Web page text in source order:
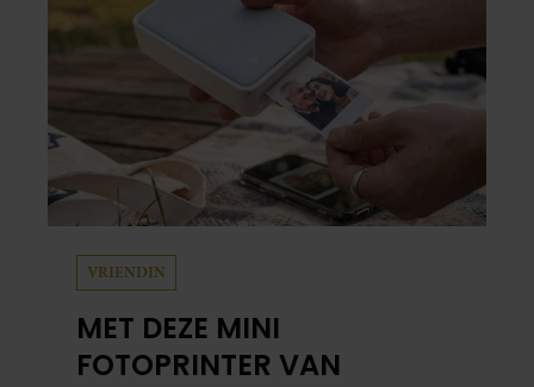
samen en werd dochter Lola geboren.
VRIENDIN
MET DEZE MINI
FOTOPRINTER VAN